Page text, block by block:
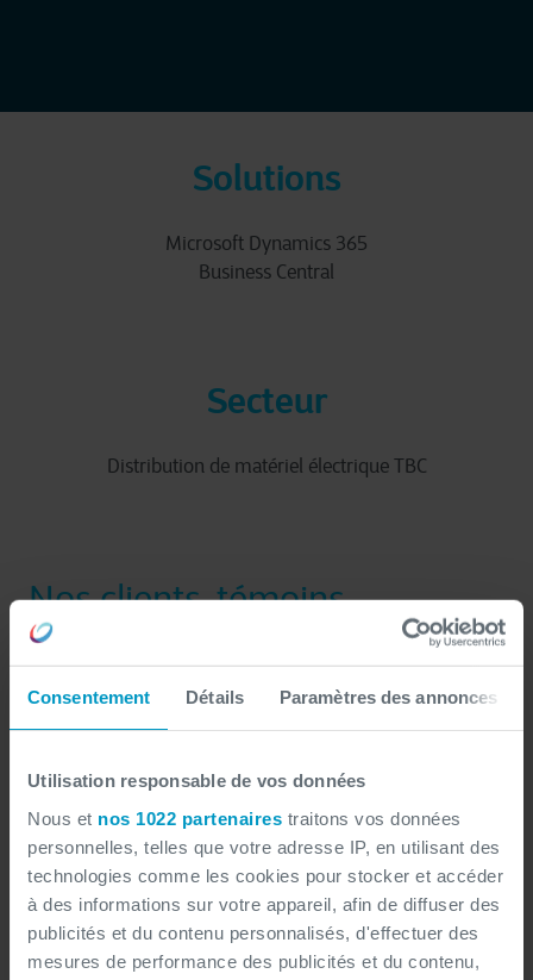
Consentement Détails Paramètres des annonces
Utilisation responsable de vos données
Nous et nos 1022 partenaires traitons vos données
personnelles, telles que votre adresse IP, en utilisant des
technologies comme les cookies pour stocker et accéder
à des informations sur votre appareil, afin de diffuser des
publicités et du contenu personnalisés, d'effectuer des
mesures de performance des publicités et du contenu,
Solutions
Microsoft Dynamics 365
Business Central
Secteur
Distribution de matériel électrique TBC
Nos clients, témoins
privilégiés de notre expertise !
Stéphane Osmalsky, Directeur Opérationnel chezIndigo
Lighting, partage son expérience avec NSI.